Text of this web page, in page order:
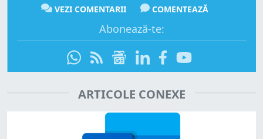
VEZI COMENTARII COMENTEAZĂ
Abonează-te:
ARTICOLE CONEXE